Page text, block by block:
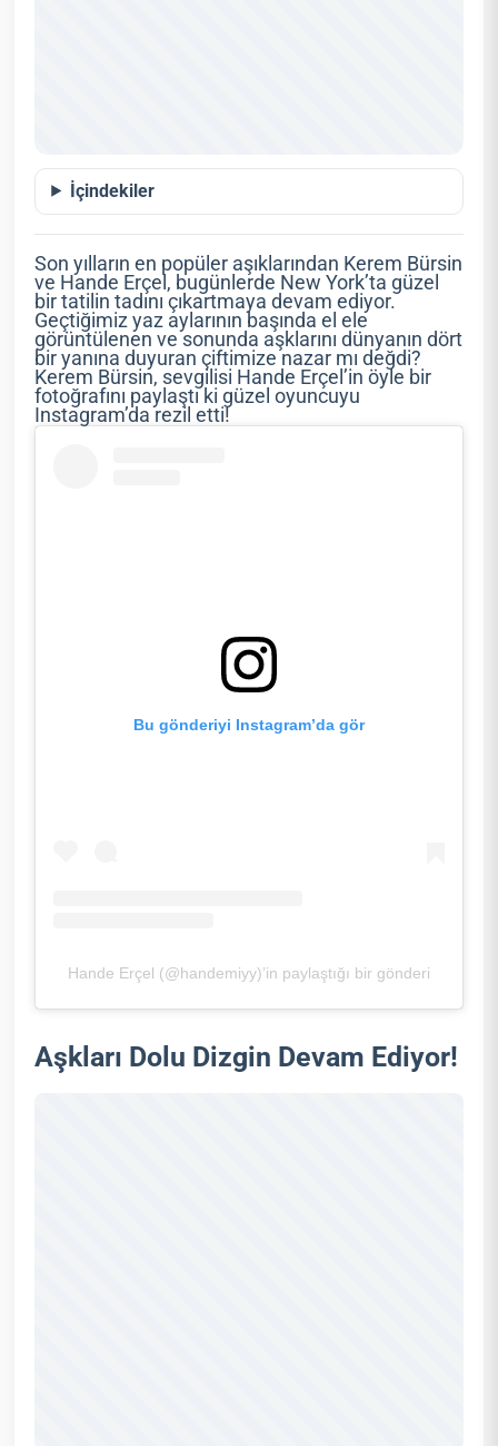
İçindekiler
Son yılların en popüler aşıklarından Kerem Bürsin
ve Hande Erçel, bugünlerde New York’ta güzel
bir tatilin tadını çıkartmaya devam ediyor.
Geçtiğimiz yaz aylarının başında el ele
görüntülenen ve sonunda aşklarını dünyanın dört
bir yanına duyuran çiftimize nazar mı değdi?
Kerem Bürsin, sevgilisi Hande Erçel’in öyle bir
fotoğrafını paylaştı ki güzel oyuncuyu
Instagram’da rezil etti!
Bu gönderiyi Instagram’da gör
Hande Erçel (@handemiyy)’in paylaştığı bir gönderi
Aşkları Dolu Dizgin Devam Ediyor!